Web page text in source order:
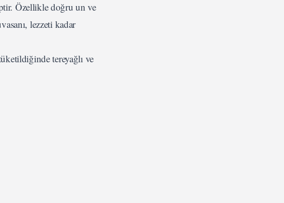
Özellikle doğru un ve
lezzeti kadar
tereyağlı ve